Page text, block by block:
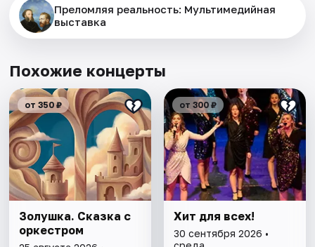
Преломляя реальность: Мультимедийная
выставка
Похожие концерты
от 350 ₽
Золушка. Сказка с
оркестром
от 300 ₽
Хит для всех!
30 сентября 2026 •